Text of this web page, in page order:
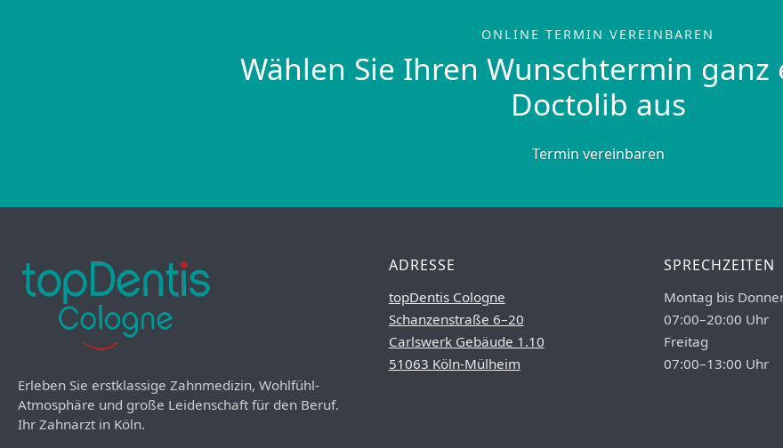
ONLINE TERMIN VEREINBAREN
Wählen Sie Ihren Wunschtermin
Doctolib aus
Termin vereinbaren
Erleben Sie erstklassige Zahnmedizin, Wohlfühl-
Atmosphäre und große Leidenschaft für den Beruf.
Ihr Zahnarzt in Köln.
ADRESSE
topDentis Cologne
Schanzenstraße 6–20
Carlswerk Gebäude 1.10
51063 Köln-Mülheim
SPRECHZEITEN
Montag bis
07:00–20:00 Uhr
Freitag
07:00–13:00 Uhr